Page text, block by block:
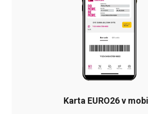
Karta EURO26 v